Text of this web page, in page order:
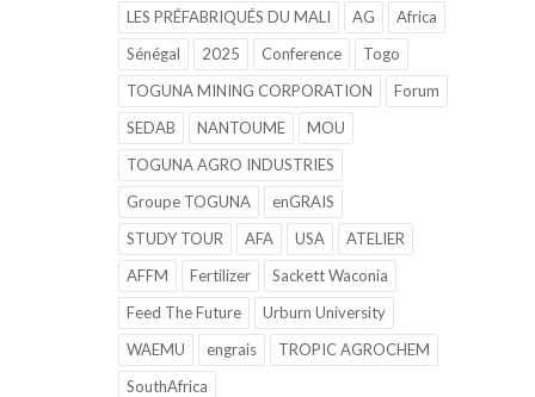
LES PRÉFABRIQUÉS DU MALI
AG
Africa
Sénégal
2025 Conference
Togo
TOGUNA MINING CORPORATION
Forum
SEDAB
NANTOUME
MOU
TOGUNA AGRO INDUSTRIES
Groupe TOGUNA
enGRAIS
STUDY TOUR
AFA USA
ATELIER
AFFM
Fertilizer
Sackett Waconia
Feed The Future
Urburn University
WAEMU
engrais
TROPIC AGROCHEM
SouthAfrica